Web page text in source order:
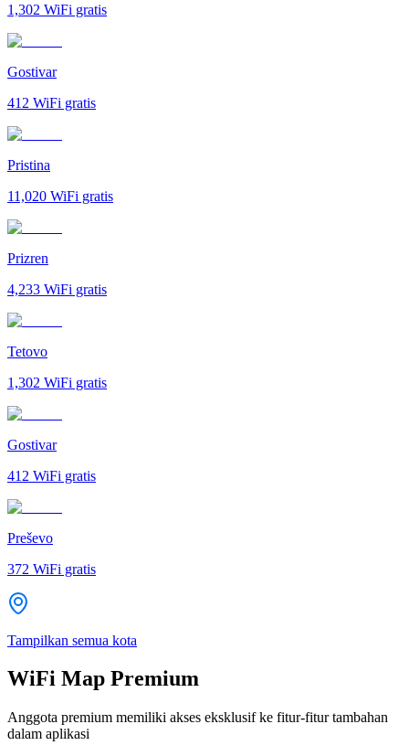
1,302 WiFi gratis
Gostivar
412 WiFi gratis
Pristina
11,020 WiFi gratis
Prizren
4,233 WiFi gratis
Tetovo
1,302 WiFi gratis
Gostivar
412 WiFi gratis
Preševo
372 WiFi gratis
Tampilkan semua kota
WiFi Map Premium
Anggota premium memiliki akses eksklusif ke fitur-fitur tambahan
dalam aplikasi